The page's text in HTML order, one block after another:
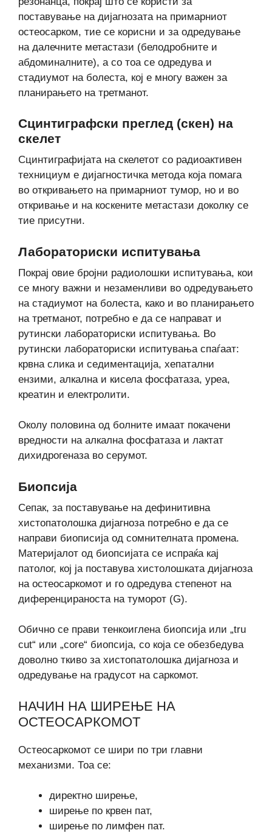
поставување на дијагнозата на примарниот
остеосарком, тие се корисни и за одредување
на далечните метастази (белодробните и
абдоминалните), а со тоа се одредува и
стадиумот на болеста, кој е многу важен за
планирањето на третманот.
Сцинтиграфски преглед (скен) на
скелет
Сцинтиграфијата на скелетот со радиоактивен
технициум е дијагностичка метода која помага
во откривањето на примарниот тумор, но и во
откривање и на коскените метастази доколку се
тие присутни.
Лабораториски испитувања
Покрај овие бројни радиолошки испитувања, кои
се многу важни и незаменливи во одредувањето
на стадиумот на болеста, како и во планирањето
на третманот, потребно е да се направат и
рутински лабораториски испитувања. Во
рутински лабораториски испитувања спаѓаат:
крвна слика и седиментација, хепатални
ензими, алкална и кисела фосфатаза, уреа,
креатин и електролити.
Околу половина од болните имаат покачени
вредности на алкална фосфатаза и лактат
дихидрогеназа во серумот.
Биопсија
Сепак, за поставување на дефинитивна
хистопатолошка дијагноза потребно е да се
направи биописија од сомнителната промена.
Материјалот од биопсијата се испраќа кај
патолог, кој ја поставува хистолошката дијагноза
на остеосаркомот и го одредува степенот на
диференцираноста на туморот (G).
Обично се прави тенкоиглена биопсија или „tru
cut“ или „core“ биопсија, со која се обезбедува
доволно ткиво за хистопатолошка дијагноза и
одредување на градусот на саркомот.
НАЧИН НА ШИРЕЊЕ НА
ОСТЕОСАРКОМОТ
Остеосаркомот се шири по три главни
механизми. Тоа се:
директно ширење,
ширење по крвен пат,
ширење по лимфен пат.